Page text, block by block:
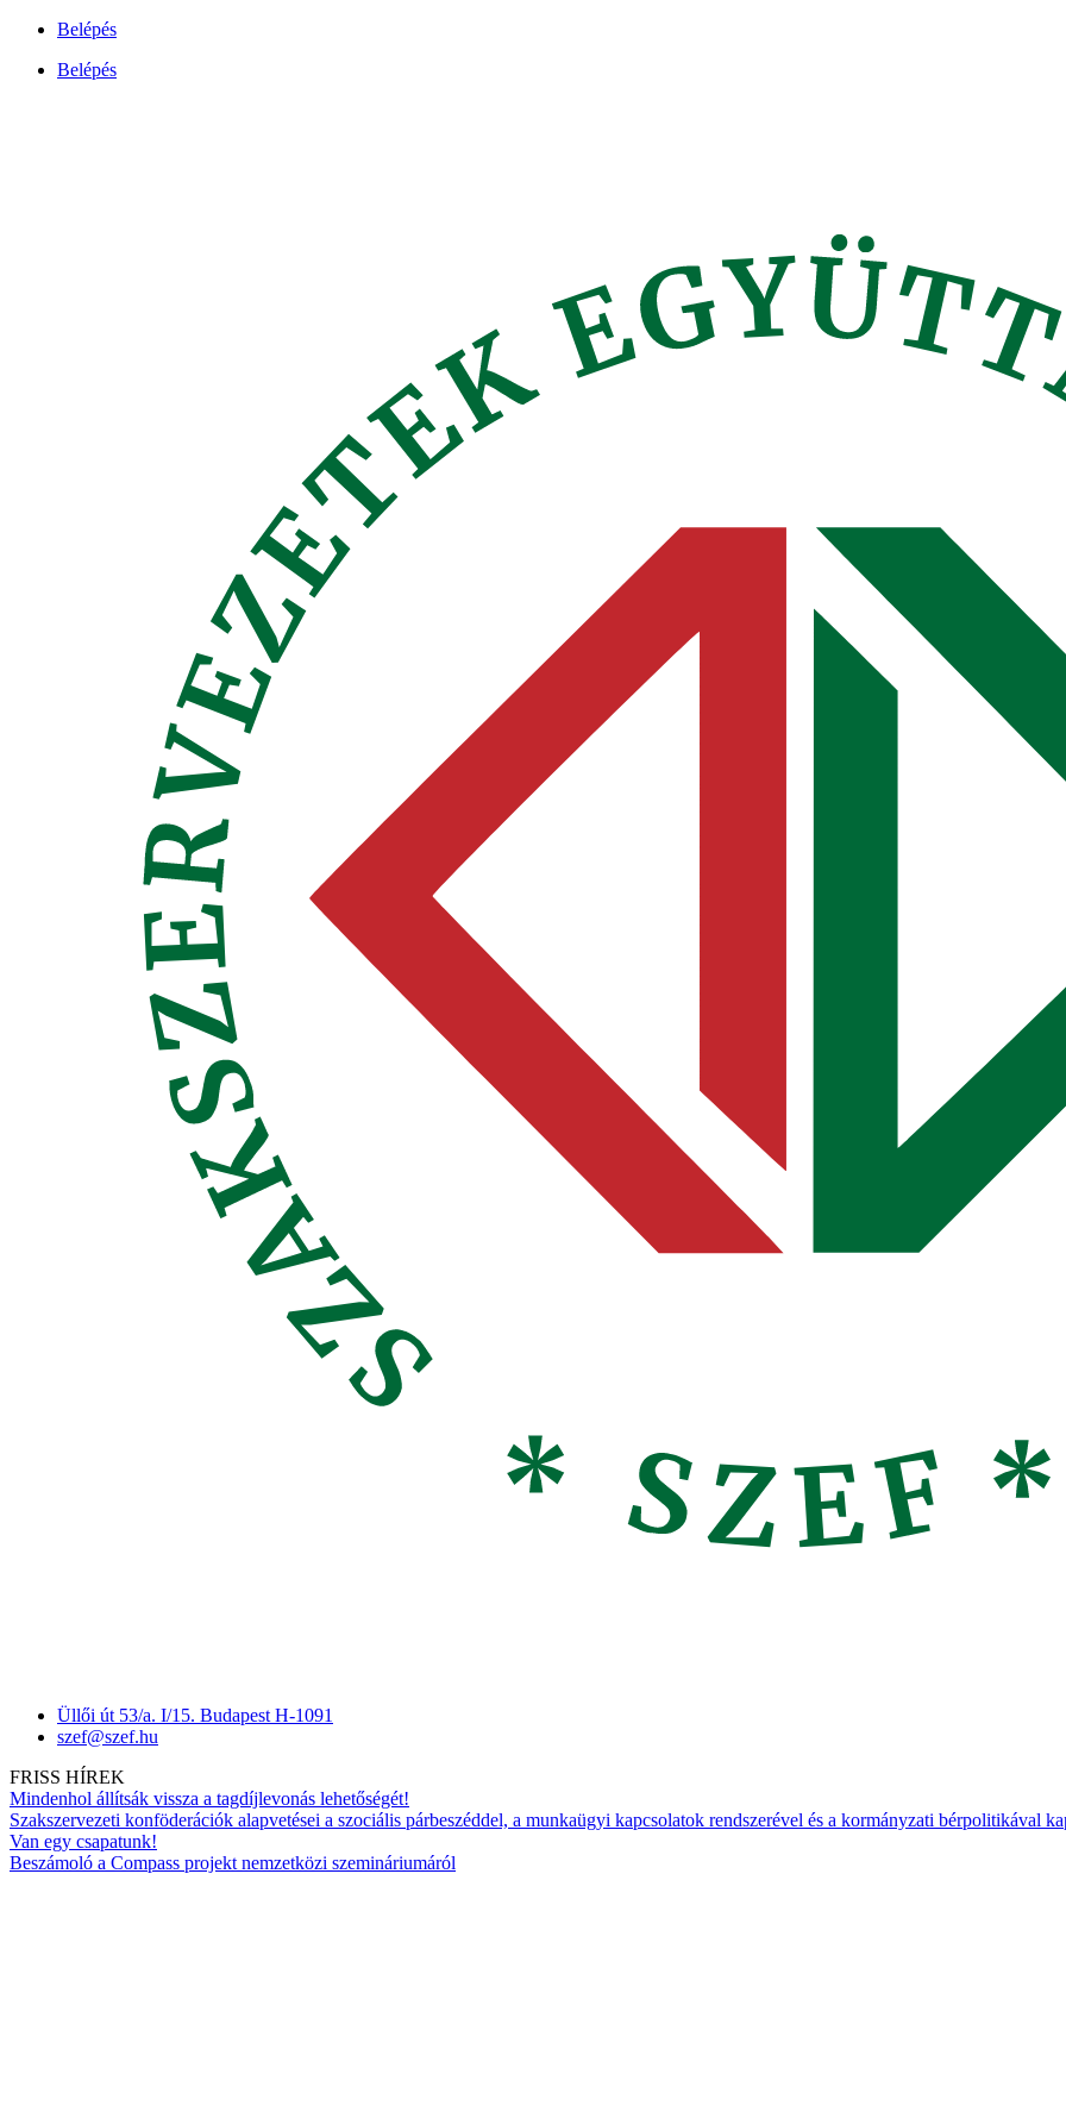
Ugrás
tartalomhoz
Belépés
Belépés
Üllői út 53/a. I/15. Budapest H-1091
szef@szef.hu
FRISS HÍREK
Mindenhol állítsák vissza a tagdíjlevonás lehetőségét!
Szakszervezeti konföderációk alapvetései a szociális párbeszéddel, a munkaügyi kapcsolatok rendszerével és a kormányzati bérpolitikával
Van egy csapatunk!
Beszámoló a Compass projekt nemzetközi szemináriumáról